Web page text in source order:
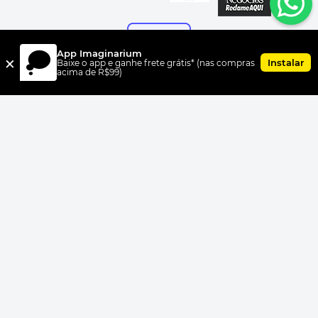
FORMAS DE PAGAMENTO
× App Imaginarium
Baixe o app e ganhe frete grátis* (nas compras
acima de R$99)
Instalar